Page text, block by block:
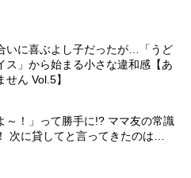
いに喜ぶよし子だったが…「うど
ス」から始まる小さな違和感【あ
ん Vol.5】
～！」って勝手に!? ママ友の常識
次に貸してと言ってきたのは…